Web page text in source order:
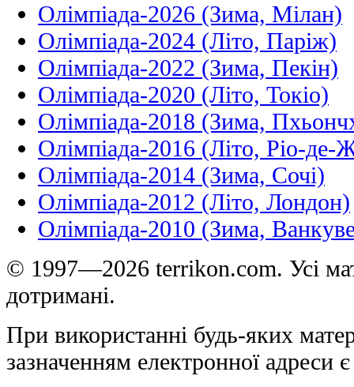
Олімпіада-2026 (Зима, Мілан)
Олімпіада-2024 (Літо, Паріж)
Олімпіада-2022 (Зима, Пекін)
Олімпіада-2020 (Літо, Токіо)
Олімпіада-2018 (Зима,
Олімпіада-2016 (Літо, Ріо-де-
Олімпіада-2014 (Зима, Сочі)
Олімпіада-2012 (Літо, Лондон)
Олімпіада-2010 (Зима,
© 1997—2026 terrikon.com. Усі
дотримані.
При використанні будь-яких
зазначенням електронної адреси